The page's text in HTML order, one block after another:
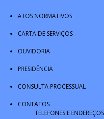
ATOS NORMATIVOS
CARTA DE SERVIÇOS
OUVIDORIA
PRESIDÊNCIA
CONSULTA PROCESSUAL
CONTATOS
TELEFONES E